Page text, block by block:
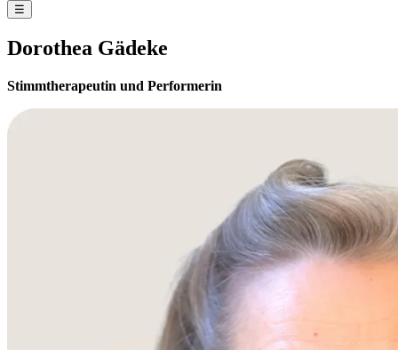
☰
Dorothea Gädeke
Stimmtherapeutin und Performerin